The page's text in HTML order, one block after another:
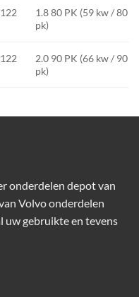
1.8 80 PK (59 kw / 80
pk)
2.0 90 PK (66 kw / 90
pk)
onderdelen depot van
Volvo onderdelen
uw gebruikte en tevens